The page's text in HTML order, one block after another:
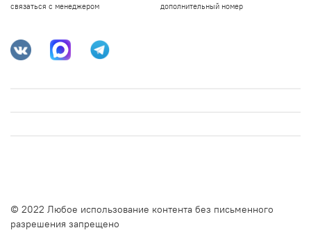
связаться с менеджером дополнительный номер
© 2022 Любое использование контента без письменного
разрешения запрещено